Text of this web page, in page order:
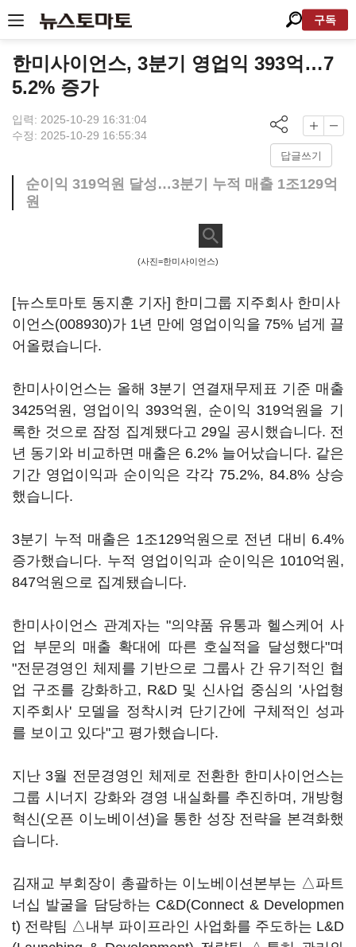
구독
한미사이언스, 3분기 영업익 393억…7
5.2% 증가
입력: 2025-10-29 16:31:04
수정: 2025-10-29 16:55:34
답글쓰기
순이익 319억원 달성…3분기 누적 매출 1조129억
원
(사진=한미사이언스)
[뉴스토마토 동지훈 기자] 한미그룹 지주회사 한미사
이언스(008930)가 1년 만에 영업이익을 75% 넘게 끌
어올렸습니다.
한미사이언스는 올해 3분기 연결재무제표 기준 매출
3425억원, 영업이익 393억원, 순이익 319억원을 기
록한 것으로 잠정 집계됐다고 29일 공시했습니다. 전
년 동기와 비교하면 매출은 6.2% 늘어났습니다. 같은
기간 영업이익과 순이익은 각각 75.2%, 84.8% 상승
했습니다.
3분기 누적 매출은 1조129억원으로 전년 대비 6.4%
증가했습니다. 누적 영업이익과 순이익은 1010억원,
847억원으로 집계됐습니다.
한미사이언스 관계자는 "의약품 유통과 헬스케어 사
업 부문의 매출 확대에 따른 호실적을 달성했다"며
"전문경영인 체제를 기반으로 그룹사 간 유기적인 협
업 구조를 강화하고, R&D 및 신사업 중심의 '사업형
지주회사' 모델을 정착시켜 단기간에 구체적인 성과
를 보이고 있다"고 평가했습니다.
지난 3월 전문경영인 체제로 전환한 한미사이언스는
그룹 시너지 강화와 경영 내실화를 추진하며, 개방형
혁신(오픈 이노베이션)을 통한 성장 전략을 본격화했
습니다.
김재교 부회장이 총괄하는 이노베이션본부는 △파트
너십 발굴을 담당하는 C&D(Connect & Developmen
t) 전략팀 △내부 파이프라인 사업화를 주도하는 L&D